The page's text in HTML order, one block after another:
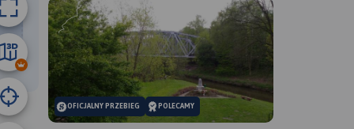
8 km
OFICJALNY PRZEBIEG POLECAMY